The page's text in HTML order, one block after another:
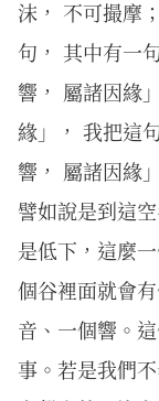
沫， 不可撮摩
句， 其中有一
響， 屬諸因緣
緣」， 我把這
響， 屬諸因緣
譬如說是到這
是低下，這麼
個谷裡面就會
音、一個響。
事。若是我們